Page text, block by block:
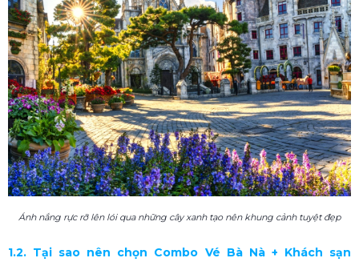
Ánh nắng rực rỡ lên lói qua những cây xanh tạo nên khung cảnh tuyệt đẹp
1.2. Tại sao nên chọn Combo Vé Bà Nà + Khách sạn